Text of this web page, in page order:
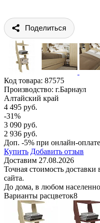
Поделиться
Код товара: 87575
Производство: г.Барнаул
Алтайский край
4 495 руб.
-31%
3 090 руб.
2 936 руб.
Доп. -5% при онлайн-
Купить Добавить отзыв
Доставим 27.08.2026
Точная стоимость доставки
сайта.
До дома, в любом
Варианты расцветок8